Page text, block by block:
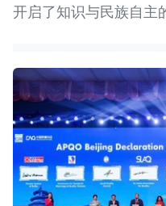
开启了知识与民族自主